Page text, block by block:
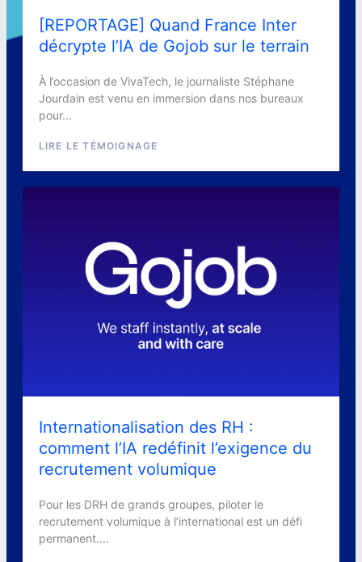
[REPORTAGE] Quand France Inter
décrypte l’IA de Gojob sur le terrain
À l’occasion de VivaTech, le journaliste Stéphane
Jourdain est venu en immersion dans nos bureaux
pour...
LIRE LE TÉMOIGNAGE
Internationalisation des RH :
comment l’IA redéfinit l’exigence du
recrutement volumique
Pour les DRH de grands groupes, piloter le
recrutement volumique à l’international est un défi
permanent....